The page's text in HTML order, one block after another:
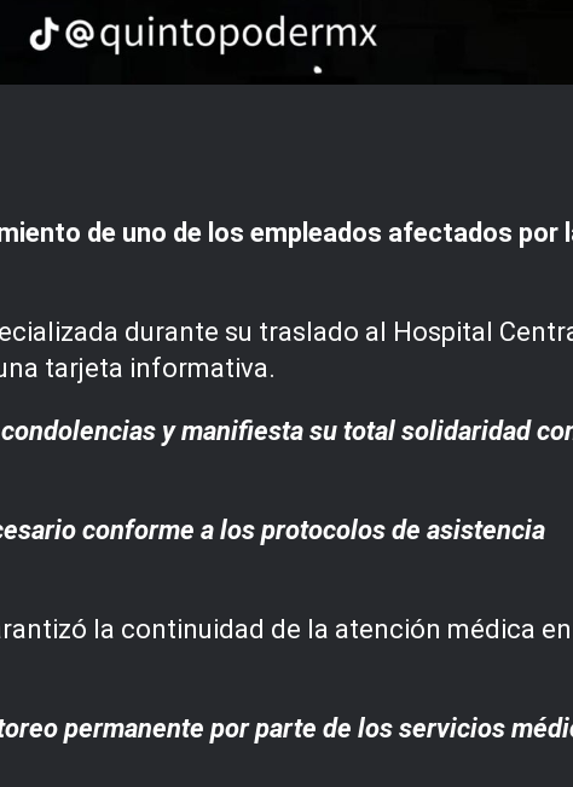
de uno de los empleados afectados por
durante su traslado al Hospital
tarjeta informativa.
y manifiesta su total solidaridad
conforme a los protocolos de asistencia
la continuidad de la atención médica
permanente por parte de los servicios